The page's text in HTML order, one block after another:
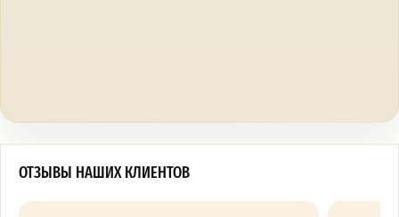
ОТЗЫВЫ НАШИХ КЛИЕНТОВ